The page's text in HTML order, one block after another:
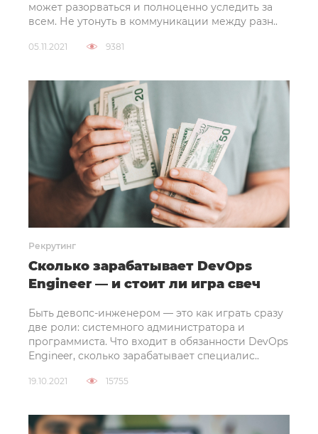
может разорваться и полноценно уследить за
всем. Не утонуть в коммуникации между разн..
05.11.2021 9381
Рекрутинг
Сколько зарабатывает DevOps
Engineer — и стоит ли игра свеч
Быть девопс-инженером — это как играть сразу
две роли: системного администратора и
программиста. Что входит в обязанности DevOps
Engineer, сколько зарабатывает специалис..
19.10.2021 15755